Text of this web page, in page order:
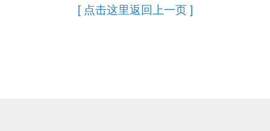
[ 点击这里返回上一页 ]